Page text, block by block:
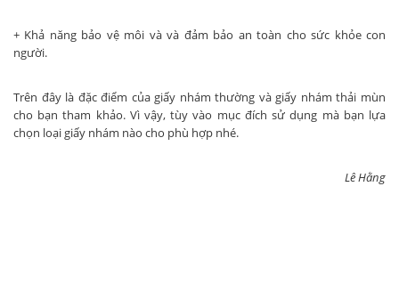
+ Khả năng bảo vệ môi và và đảm bảo an toàn cho sức khỏe con
người.
Trên đây là đặc điểm của giấy nhám thường và giấy nhám thải mùn
cho bạn tham khảo. Vì vậy, tùy vào mục đích sử dụng mà bạn lựa
chọn loại giấy nhám nào cho phù hợp nhé.
Lê Hằng